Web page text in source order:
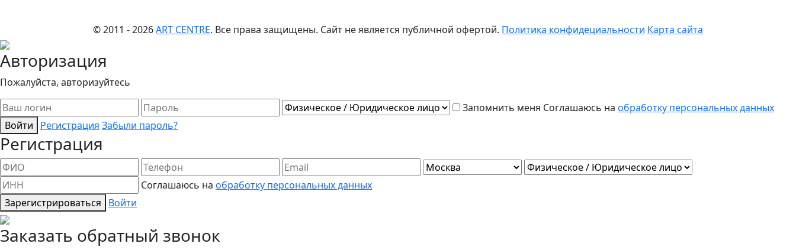
© 2011 - 2026ART CENTRE. Все права защищены. Сайт не является публичной офертой. Политика конфидециальности Карта сайта
Авторизация
Пожалуйста, авторизуйтесь
Запомнить меня Соглашаюсь на обработку персональных данных
Войти
Регистрация Забыли пароль?
Регистрация
Соглашаюсь на обработку персональных данных
Зарегистрироваться
Войти
Заказать обратный звонок